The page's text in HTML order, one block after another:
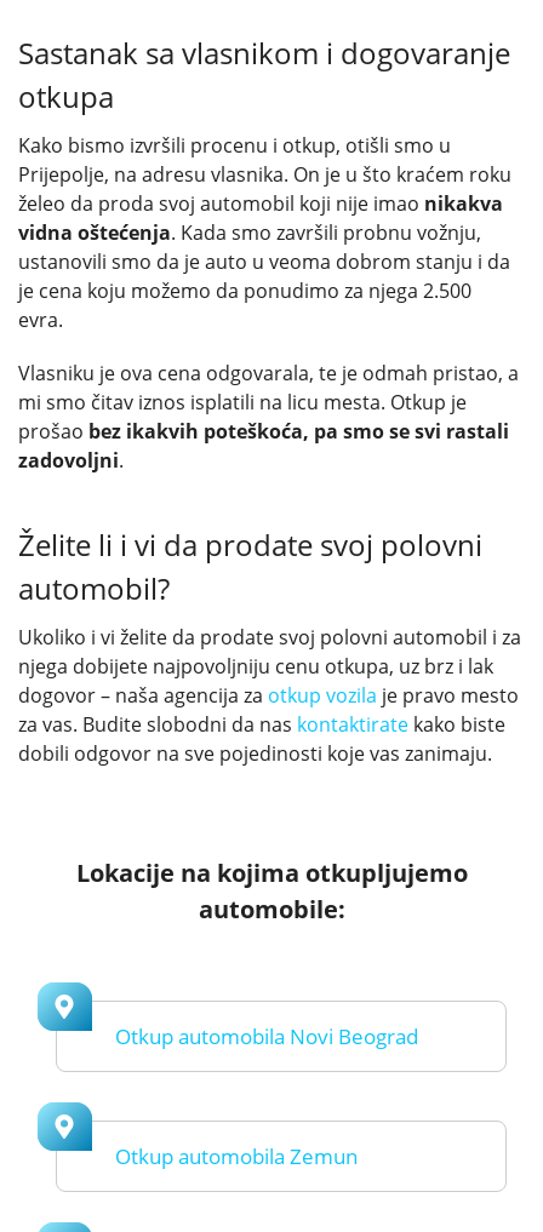
Sastanak sa vlasnikom i dogovaranje
otkupa
Kako bismo izvršili procenu i otkup, otišli smo u
Prijepolje, na adresu vlasnika. On je u što kraćem roku
želeo da proda svoj automobil koji nije imao nikakva
vidna oštećenja. Kada smo završili probnu vožnju,
ustanovili smo da je auto u veoma dobrom stanju i da
je cena koju možemo da ponudimo za njega 2.500
evra.
Vlasniku je ova cena odgovarala, te je odmah pristao, a
mi smo čitav iznos isplatili na licu mesta. Otkup je
prošao bez ikakvih poteškoća, pa smo se svi rastali
zadovoljni.
Želite li i vi da prodate svoj polovni
automobil?
Ukoliko i vi želite da prodate svoj polovni automobil i za
njega dobijete najpovoljniju cenu otkupa, uz brz i lak
dogovor – naša agencija za otkup vozila je pravo mesto
za vas. Budite slobodni da nas kontaktirate kako biste
dobili odgovor na sve pojedinosti koje vas zanimaju.
Lokacije na kojima otkupljujemo
automobile:
Otkup automobila Novi Beograd
Otkup automobila Zemun